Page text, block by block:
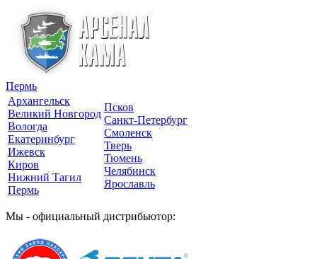
Пермь
Архангельск
Великий Новгород
Вологда
Екатеринбург
Ижевск
Киров
Нижний Тагил
Пермь
Псков
Санкт-Петербург
Смоленск
Тверь
Тюмень
Челябинск
Ярославль
Мы - официальный дистрибьютор: